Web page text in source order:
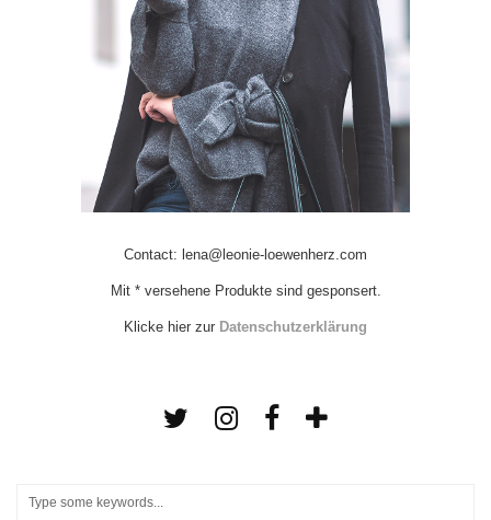
Contact: lena@leonie-loewenherz.com
Mit * versehene Produkte sind gesponsert.
Klicke hier zur Datenschutzerklärung